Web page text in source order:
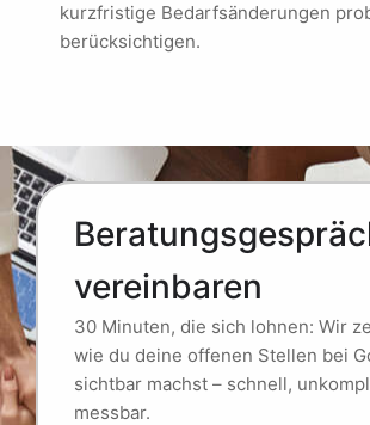
kurzfristige Bedarfsänderungen
berücksichtigen.
vereinbaren
30 Minuten, die sich lohnen: Wir
wie du deine offenen Stellen bei
sichtbar machst – schnell,
messbar.